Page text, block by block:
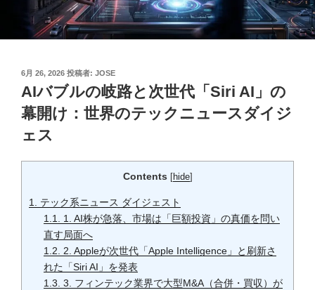
投
稿
日:
6月 26, 2026 投稿者: JOSE
AIバブルの岐路と次世代「Siri AI」の
幕開け：世界のテックニュースダイジ
ェス
Contents [hide]
1.
テック系ニュース ダイジェスト
1.1.
1. AI株が急落、市場は「巨額投資」の真価を問い
直す局面へ
1.2.
2. Appleが次世代「Apple Intelligence」と刷新さ
れた「Siri AI」を発表
1.3. 3. フィンテック業界で大型M&A（合併・買収）が